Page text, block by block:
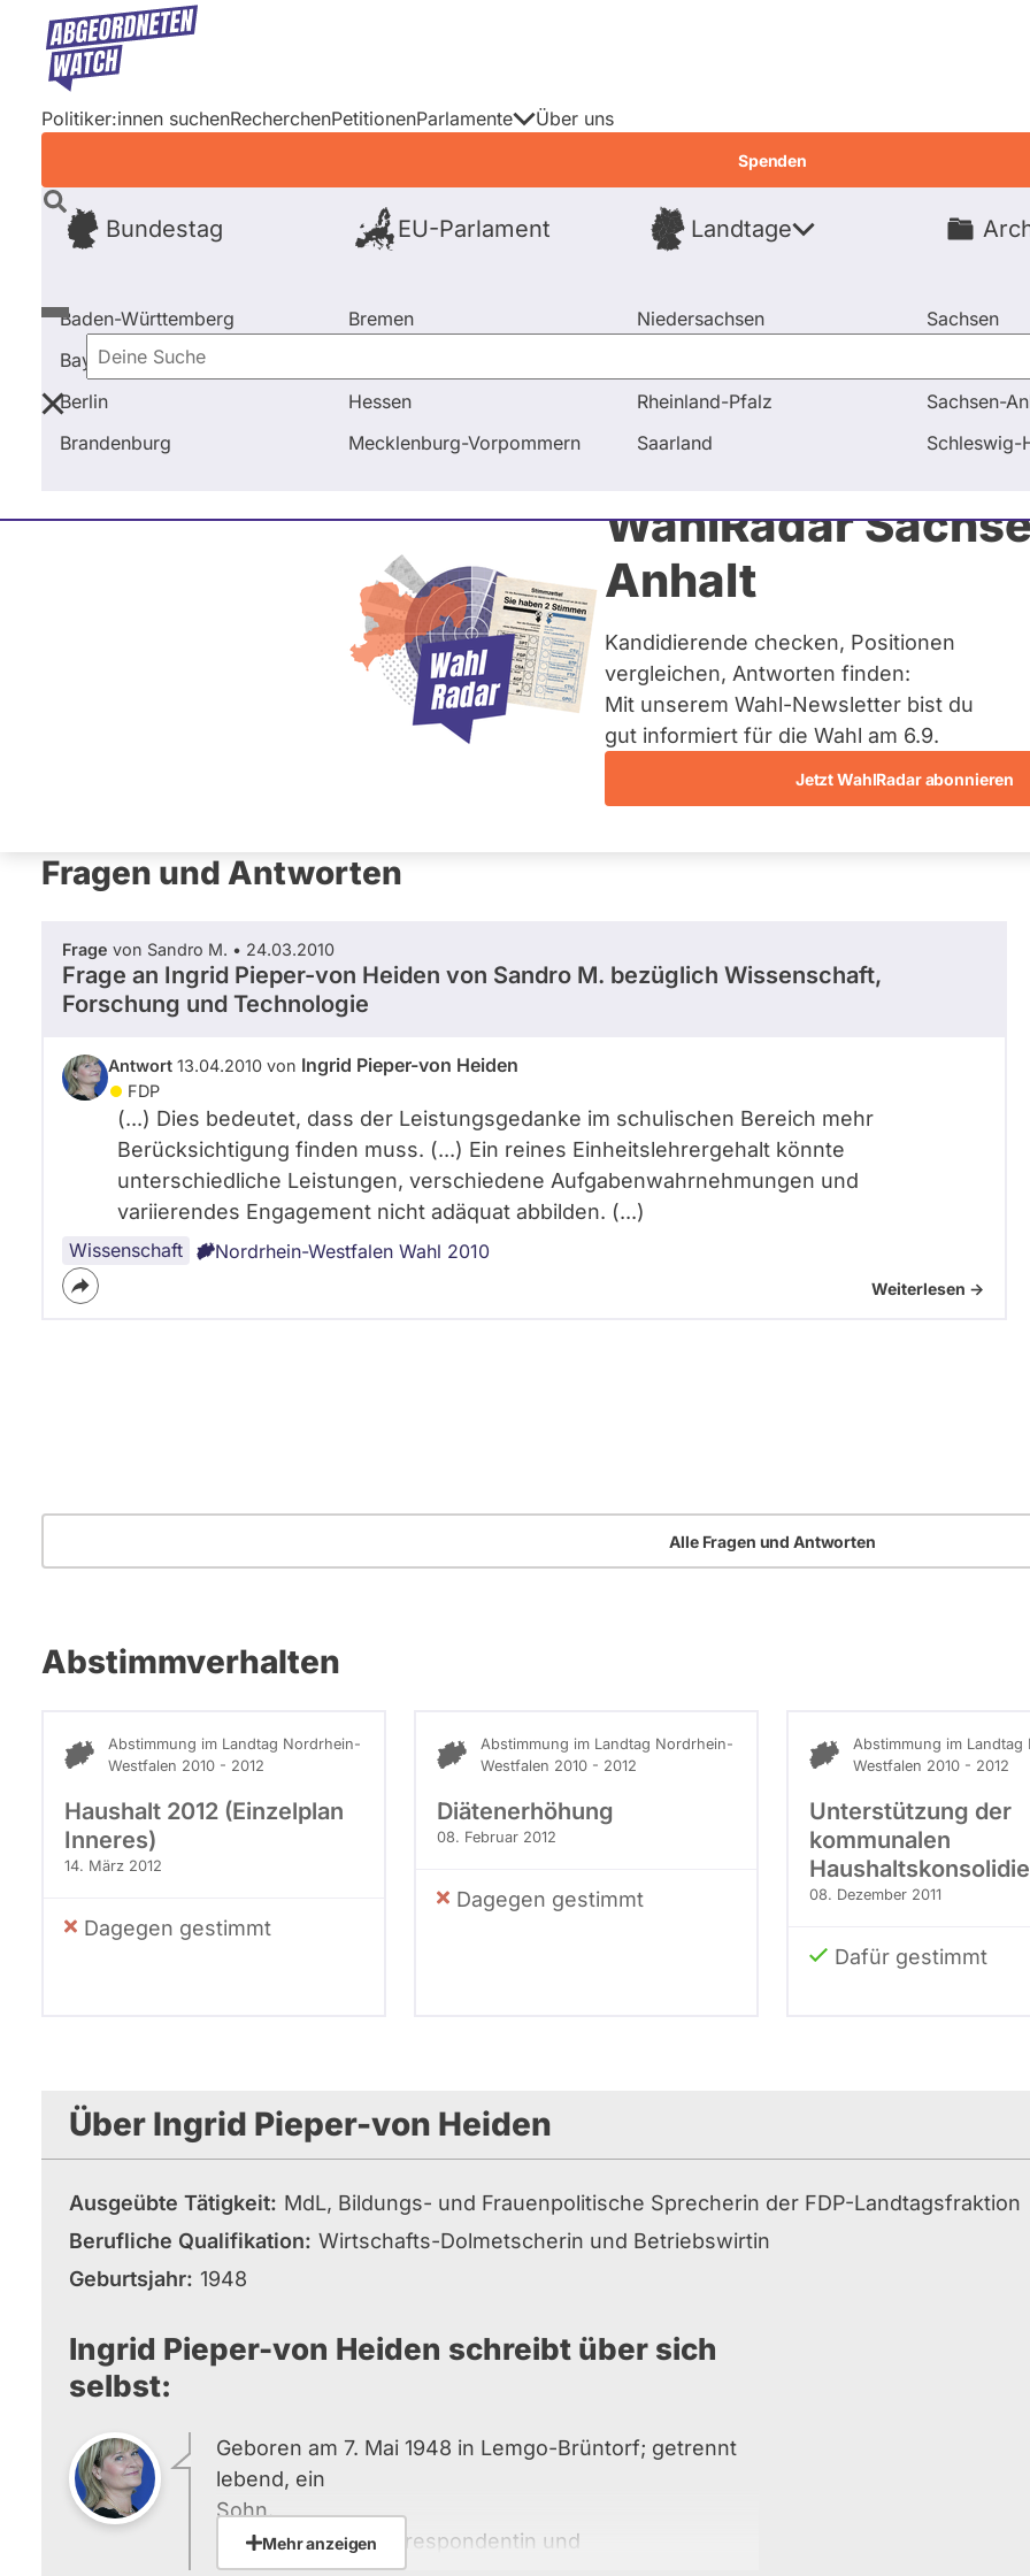
Direkt
Inhalt
Politiker:innen suchenRecherchenPetitionenParlamente
Bundestag EU-Parlament Landtage
Baden-Württemberg
Bayern
Berlin
Brandenburg
Bremen
Hessen
Mecklenburg-Vorpommern
Niedersachsen
Rheinland-Pfalz
Saarland
Sachsen
Sachsen-
Schleswig-
Über uns
Spenden
Deine
Suche
WahlRadar
Anhalt
Kandidierende checken, Positionen
vergleichen, Antworten finden:
Mit unserem Wahl-Newsletter bist du
gut informiert für die Wahl am 6.9.
Jetzt WahlRadar abonnieren
Startseite Frage stellen Ingrid Pieper-von Heiden
W
Ingrid Pieper-von Heiden
Diese Politikerin hat kein aktuelles und kein zukünftiges
Mandat und keine Direktandidatur auf Landes-, Bundes-
oder EU-Ebene. Mögliche Kandidaturen über eine
Wahlliste werden bei uns nicht erfasst.
Fragen und Antworten
Frage von Sandro M. • 24.03.2010
Frage an Ingrid Pieper-von Heiden von Sandro M. bezüglich Wissenschaft,
Forschung und Technologie
Antwort 13.04.2010 von Ingrid Pieper-von Heiden
FDP
(...) Dies bedeutet, dass der Leistungsgedanke im schulischen Bereich mehr
Berücksichtigung finden muss. (...) Ein reines Einheitslehrergehalt könnte
unterschiedliche Leistungen, verschiedene Aufgabenwahrnehmungen und
variierendes Engagement nicht adäquat abbilden. (...)
Wissenschaft Nordrhein-Westfalen Wahl 2010
Weiterlesen ->
Alle Fragen und Antworten
Abstimmverhalten
Abstimmung im Landtag Nordrhein-
Westfalen 2010 - 2012
Haushalt 2012 (Einzelplan
Inneres)
14. März 2012
Dagegen gestimmt
Abstimmung im Landtag Nordrhein-
Westfalen 2010 - 2012
Diätenerhöhung
08. Februar 2012
Dagegen gestimmt
Abstimmung im Landtag
Westfalen 2010 - 2012
Unterstützung der
kommunalen
08. Dezember 2011
Dafür gestimmt
Über Ingrid Pieper-von Heiden
Ausgeübte Tätigkeit
MdL, Bildungs- und Frauenpolitische Sprecherin der FDP-Landtagsfraktion
Berufliche Qualifikation
Wirtschafts-Dolmetscherin und Betriebswirtin
Geburtsjahr 1948
Ingrid Pieper-von Heiden schreibt über sich
selbst:
Geboren am 7. Mai 1948 in Lemgo-Brüntorf; getrennt
lebend, ein
Sohn.
Fremdsprachenkorrespondentin und
Mehr anzeigen